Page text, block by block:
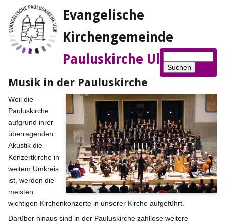
Evangelische
Kirchengemeinde
Pauluskirche Ulm
Suchen
Musik in der Pauluskirche
Weil die
Pauluskirche
aufgrund ihrer
überragenden
Akustik die
Konzertkirche in
weitem Umkreis
ist, werden die
meisten
wichtigen Kirchenkonzerte in unserer Kirche aufgeführt.
Darüber hinaus sind in der Pauluskirche zahllose weitere